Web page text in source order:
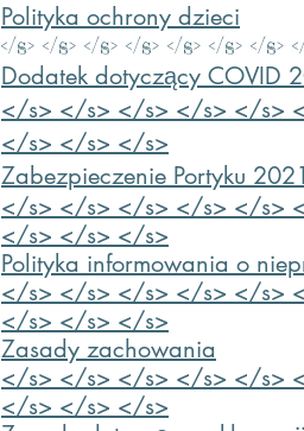
Polityka ochrony dzieci
</s> </s> </s> </s> </s> </s> </s>
Dodatek dotyczący COVID
</s> </s> </s> </s> </s>
</s> </s> </s>
Zabezpieczenie Portyku 2021
</s> </s> </s> </s> </s>
</s> </s> </s>
Polityka informowania o
</s> </s> </s> </s> </s>
</s> </s> </s>
Zasady zachowania
</s> </s> </s> </s> </s>
</s> </s> </s>